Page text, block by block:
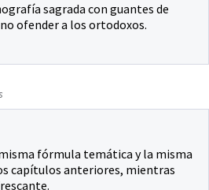
sagrada con guantes de
ofender a los ortodoxos.
fórmula temática y la misma
capítulos anteriores, mientras